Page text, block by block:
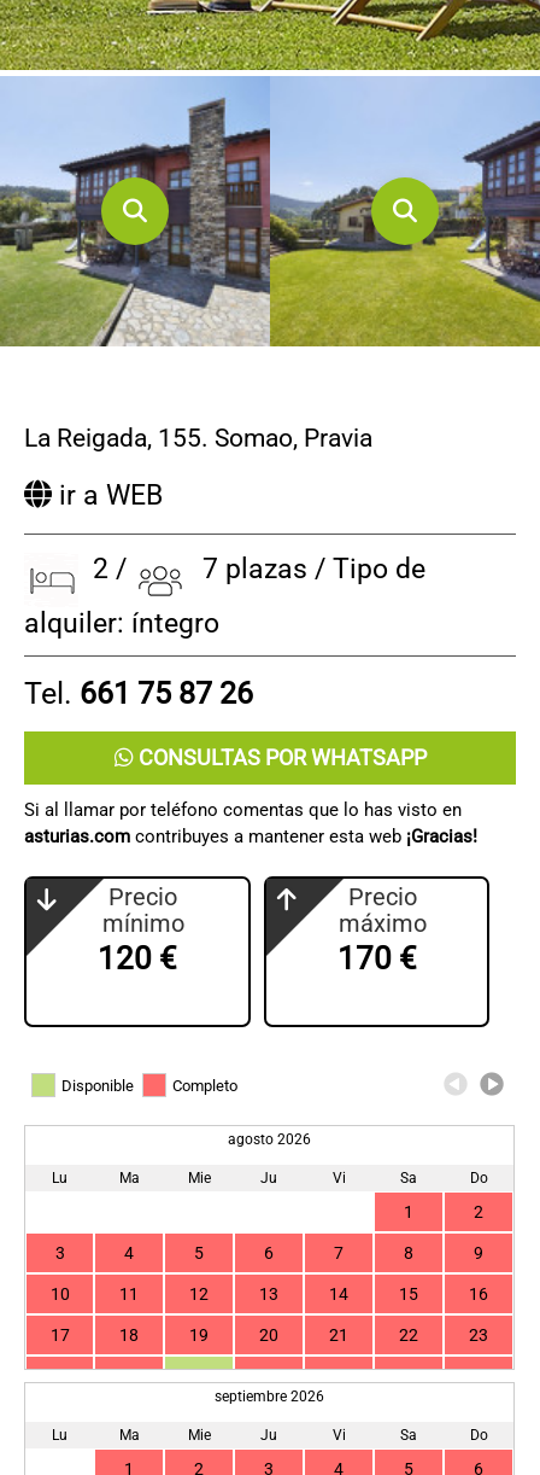
La Reigada, 155. Somao, Pravia
ir a WEB
2 /
7 plazas / Tipo de
alquiler: íntegro
Tel. 661 75 87 26
CONSULTAS POR WHATSAPP
Si al llamar por teléfono comentas que lo has visto en
asturias.com contribuyes a mantener esta web ¡Gracias!
Precio
mínimo
120 €
Precio
máximo
170 €
Disponible Completo
agosto 2026
Lu Ma Mie Ju Vi Sa Do
1 2
3 4 5 6 7 8 9
10 11 12 13 14 15 16
17 18 19 20 21 22 23
24 25 26 27 28 29 30
septiembre 2026
Lu Ma Mie Ju Vi Sa Do
1 2 3 4 5 6